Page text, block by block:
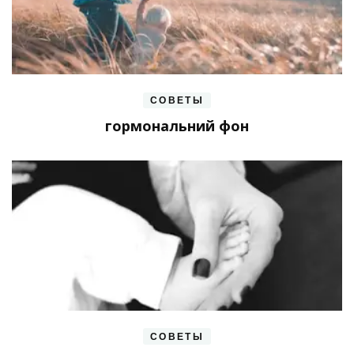
СОВЕТЫ
гормональний фон
СОВЕТЫ